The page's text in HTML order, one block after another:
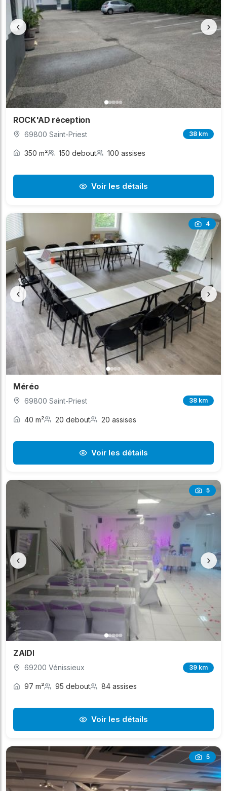
‹ ›
ROCK'AD réception
69800 Saint-Priest 38 km
350 m² 150 debout 100 assises
Voir les détails
4
‹ ›
Méréo
69800 Saint-Priest 38 km
40 m² 20 debout 20 assises
Voir les détails
5
‹ ›
ZAIDI
69200 Vénissieux 39 km
97 m² 95 debout 84 assises
Voir les détails
5